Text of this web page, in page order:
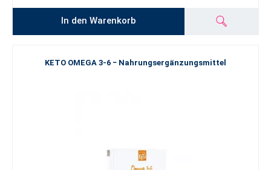
In den Warenkorb
KETO OMEGA 3-6 − Nahrungsergänzungsmittel